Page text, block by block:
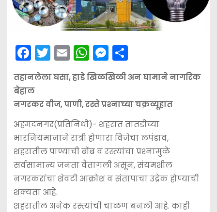
F
a
c
e
b
o
o
k
T
w
itt
er
E
m
ai
l
W
h
a
ts
A
p
p
M
e
s
s
e
n
g
er
S
h
ar
e
तहानलेला घसा, हाडे खिळखिळी अन घामाने नागरिक
बेहाल
नगरकर वीज, पाणी, रस्ते प्रश्‍नाच्या चक्रव्यूहात
अहमदनगर(प्रतिनिधी)- शहरात तातडीच्या
भारनियमानाने रात्री होणारा विजेचा लपंडाव,
शहरातील पाण्याची बोंब व रस्त्यांचा प्रश्‍नामुळे
सर्वसामान्य जनता वैतागली असून, संयमशील
नगरकरांचा शेवटी आक्रोश व संतापाचा उद्रेक होण्याची
शक्यता आहे.
शहरातील अनेक रस्त्यांची चाळण बनली आहे. काही